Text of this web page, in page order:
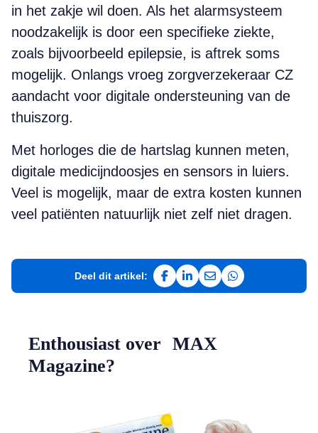
in het zakje wil doen. Als het alarmsysteem
noodzakelijk is door een specifieke ziekte,
zoals bijvoorbeeld epilepsie, is aftrek soms
mogelijk. Onlangs vroeg zorgverzekeraar CZ
aandacht voor digitale ondersteuning van de
thuiszorg.
Met horloges die de hartslag kunnen meten,
digitale medicijndoosjes en sensors in luiers.
Veel is mogelijk, maar de extra kosten kunnen
veel patiënten natuurlijk niet zelf niet dragen.
Deel dit artikel:
Deel op Facebook
Deel op LinkedIn
Deel via e-mail
Deel via
Enthousiast over MAX
Magazine?